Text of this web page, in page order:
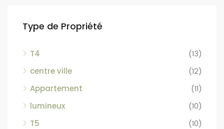
Type de Propriété
T4
(13)
centre ville
(12)
Appartement
(11)
lumineux
(10)
T5
(10)